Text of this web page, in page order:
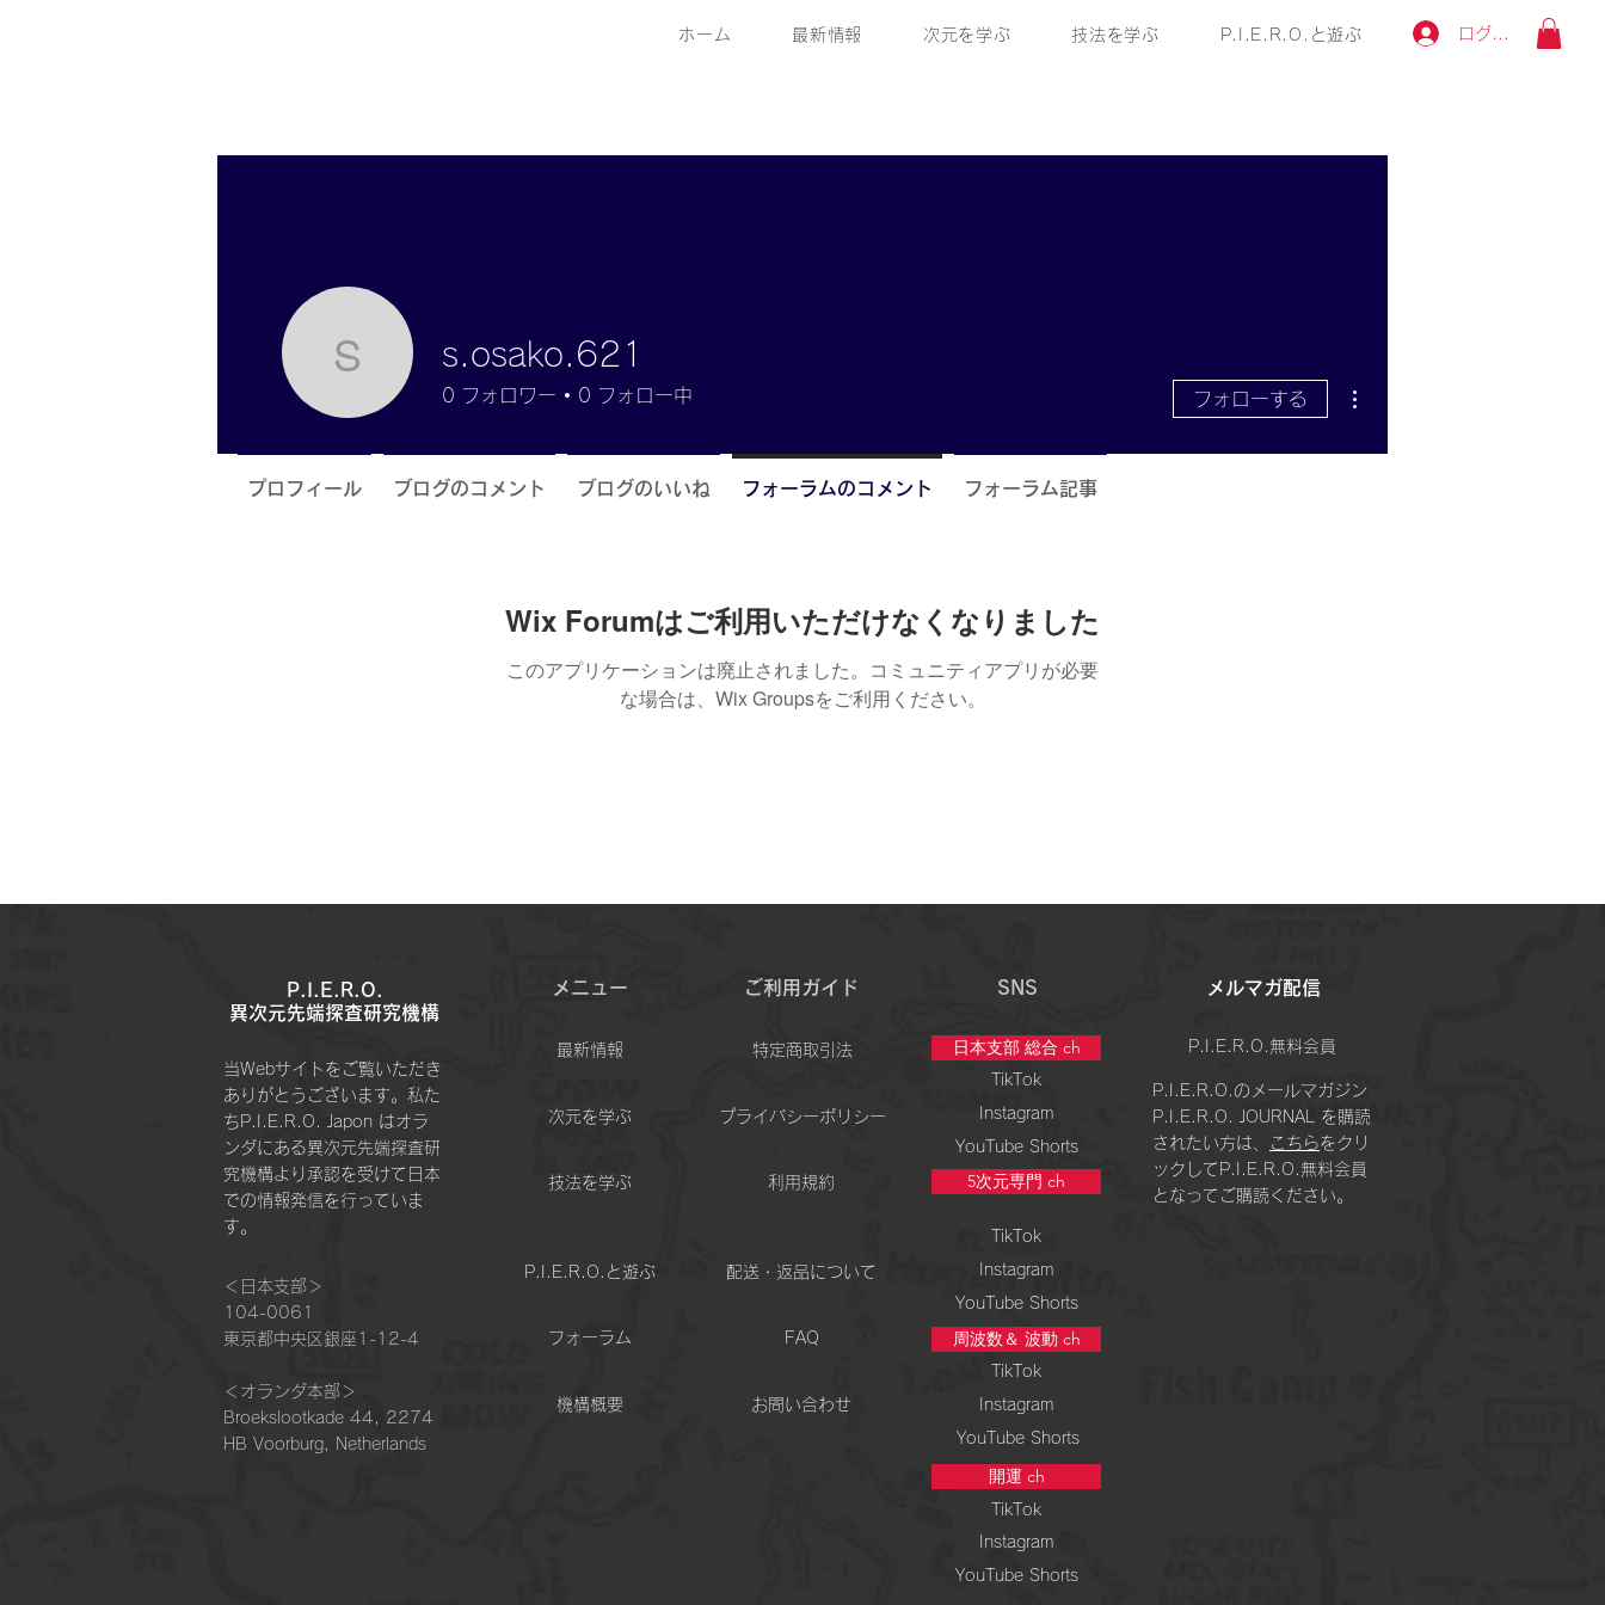
ログイン
ホーム 最新情報 次元を学ぶ 技法を学ぶ P.I.E.R.O.と遊ぶ
Wix Forumはご利用いただけなくなりました
このアプリケーションは廃止されました。コミュニティアプリが必要
な場合は、Wix Groupsをご利用ください。
s.osako.621
s.osako.621
0 フォロワー 0 フォロー中 フォローする
プロフィール ブログのコメント ブログのいいね フォーラムのコメント フォーラム記事
P.I.E.R.O.
​異次元先端探査研究機構
当Webサイトをご覧いただき
ありがとうございます。私た
ちP.I.E.R.O. Japon はオラ
ンダにある異次元先端探査研
究機構より承認を受けて日本
での情報発信を行っていま
す。
＜日本支部＞
104-0061
東京都中央区銀座1-12-4
＜オランダ本部＞​
Broekslootkade 44, 2274
HB Voorburg, Netherlands
メニュー ご利用ガイド SNS
日本支部 総合 ch
特定商取引法
最新情報
TikTok
次元を学ぶ プライバシーポリシー
Instagram
YouTube Shorts
技法を学ぶ 利用規約 5次元専門 ch
TikTok
P.I.E.R.O.と遊ぶ 配送・返品について Instagram
​メルマガ配信
P.I.E.R.O.無料会員
P.I.E.R.O.のメールマガジン
P.I.E.R.O. JOURNAL を購読
されたい方は、
こちらをクリ
ックしてP.I.E.R.O.無料会員
となってご購読ください。
YouTube Shorts
フォーラム FAQ 周波数＆ 波動 ch
TikTok
機構概要
お問い合わせ
Instagram
YouTube Shorts
開運 ch
TikTok
Instagram
YouTube Shorts